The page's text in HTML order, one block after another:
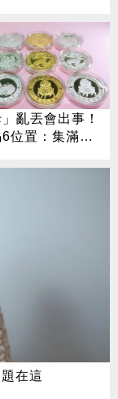
足
」亂丟會出事！
位置：集滿生
在這